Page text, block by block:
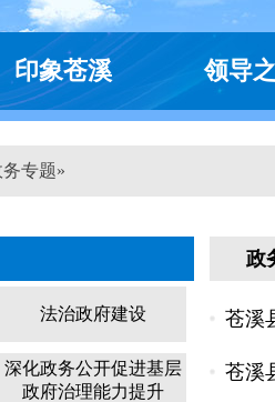
印象苍溪 领导
专题»
法治政府建设
深化政务公开促进基层
政府治理能力提升
政
苍溪
苍溪